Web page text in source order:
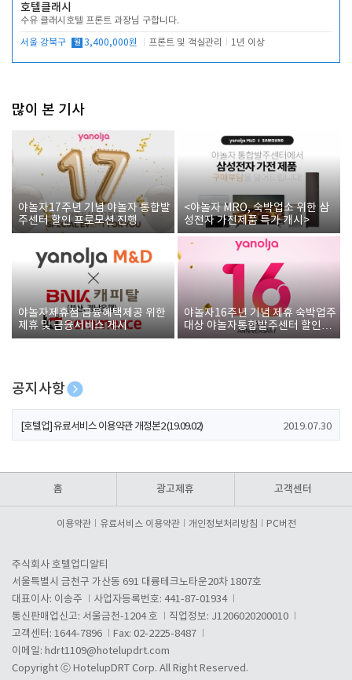
호텔클래시
수유 클래시호텔 프론트 과장님 구합니다.
서울 강북구 월 3,400,000원 프론트 및 객실관리 1년 이상
많이 본 기사
야놀자17주년 기념 야놀자 통합발
주센터 할인 프로모션 진행
<야놀자 MRO, 숙박업소 위한 삼
성전자 가전제품 특가 개시>
야놀자제휴점 금융혜택제공 위한
제휴 및 금융서비스 게시
야놀자16주년 기념 제휴 숙박업주
대상 야놀자통합발주센터 할인쿠
폰 증정
공지사항
[호텔업] 개인정보 처리방침 개정본1 (19.09.02)
[호텔업] 유료서비스 이용약관 개정본2 (19.09.02) 2019.07.30
홈 광고제휴 고객센터
이용약관 유료서비스 이용약관 개인정보처리방침 PC버전
주식회사 호텔업디알티
서울특별시 금천구 가산동 691 대륭테크노타운20차 1807호
대표이사: 이송주
사업자등록번호: 441-87-01934
통신판매업신고: 서울금천-1204 호
직업정보: J1206020200010
고객센터: 1644-7896
Fax: 02-2225-8487
이메일: hdrt1109@hotelupdrt.com
Copyright ⓒ HotelupDRT Corp. All Right Reserved.